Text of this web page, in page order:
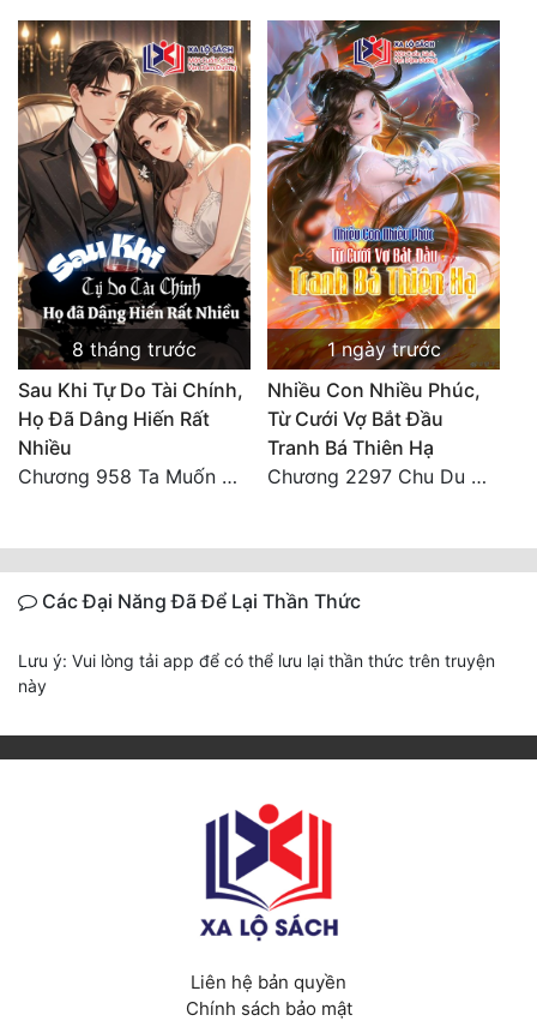
8 tháng trước
Sau Khi Tự Do Tài Chính,
Họ Đã Dâng Hiến Rất
Nhiều
Chương 958 Ta Muốn Cùng Các Cô Vĩnh Viễn Ở Bên Nhau (2) Hết
1 ngày trước
Nhiều Con Nhiều Phúc,
Từ Cưới Vợ Bắt Đầu
Tranh Bá Thiên Hạ
Chương 2297 Chu Du Du mang thai
Các Đại Năng Đã Để Lại Thần Thức
Lưu ý: Vui lòng tải app để có thể lưu lại thần thức trên truyện
này
Liên hệ bản quyền
Chính sách bảo mật